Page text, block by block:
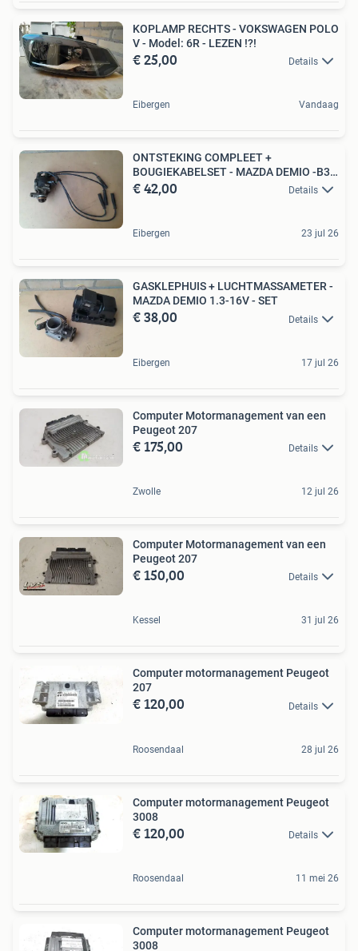
KOPLAMP RECHTS - VOKSWAGEN POLO
V - Model: 6R - LEZEN !?!
€ 25,00 Details
Eibergen Vandaag
ONTSTEKING COMPLEET +
BOUGIEKABELSET - MAZDA DEMIO -B3
motor
€ 42,00 Details
Eibergen 23 jul 26
GASKLEPHUIS + LUCHTMASSAMETER -
MAZDA DEMIO 1.3-16V - SET
€ 38,00 Details
Eibergen 17 jul 26
Computer Motormanagement van een
Peugeot 207
€ 175,00 Details
Zwolle 12 jul 26
Computer Motormanagement van een
Peugeot 207
€ 150,00 Details
Kessel 31 jul 26
Computer motormanagement Peugeot
207
€ 120,00 Details
Roosendaal 28 jul 26
Computer motormanagement Peugeot
3008
€ 120,00 Details
Roosendaal 11 mei 26
Computer motormanagement Peugeot
3008